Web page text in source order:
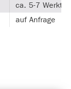
ca. 5-7
auf Anfrage